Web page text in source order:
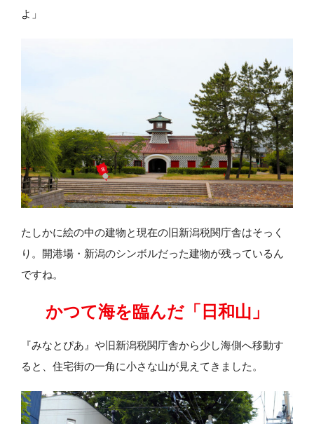
よ」
たしかに絵の中の建物と現在の旧新潟税関庁舎はそっく
り。開港場・新潟のシンボルだった建物が残っているん
ですね。
かつて海を臨んだ「日和山」
『みなとぴあ』や旧新潟税関庁舎から少し海側へ移動す
ると、住宅街の一角に小さな山が見えてきました。